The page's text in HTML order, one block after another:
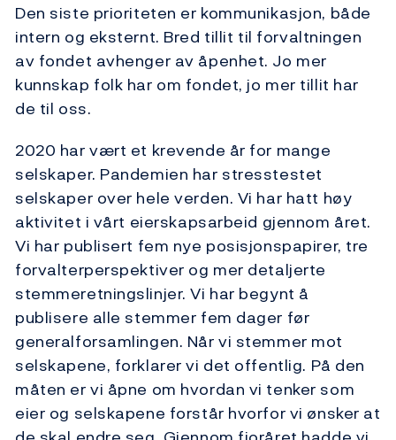
Den siste prioriteten er kommunikasjon, både
intern og eksternt. Bred tillit til forvaltningen
av fondet avhenger av åpenhet. Jo mer
kunnskap folk har om fondet, jo mer tillit har
de til oss.
2020 har vært et krevende år for mange
selskaper. Pandemien har stresstestet
selskaper over hele verden. Vi har hatt høy
aktivitet i vårt eierskapsarbeid gjennom året.
Vi har publisert fem nye posisjonspapirer, tre
forvalterperspektiver og mer detaljerte
stemmeretningslinjer. Vi har begynt å
publisere alle stemmer fem dager før
generalforsamlingen. Når vi stemmer mot
selskapene, forklarer vi det offentlig. På den
måten er vi åpne om hvordan vi tenker som
eier og selskapene forstår hvorfor vi ønsker at